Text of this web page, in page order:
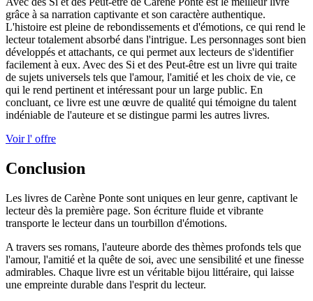
grâce à sa narration captivante et son caractère authentique.
L'histoire est pleine de rebondissements et d'émotions, ce qui rend le
lecteur totalement absorbé dans l'intrigue. Les personnages sont bien
développés et attachants, ce qui permet aux lecteurs de s'identifier
facilement à eux. Avec des Si et des Peut-être est un livre qui traite
de sujets universels tels que l'amour, l'amitié et les choix de vie, ce
qui le rend pertinent et intéressant pour un large public. En
concluant, ce livre est une œuvre de qualité qui témoigne du talent
indéniable de l'auteure et se distingue parmi les autres livres.
Voir l' offre
Conclusion
Les livres de Carène Ponte sont uniques en leur genre, captivant le
lecteur dès la première page. Son écriture fluide et vibrante
transporte le lecteur dans un tourbillon d'émotions.
A travers ses romans, l'auteure aborde des thèmes profonds tels que
l'amour, l'amitié et la quête de soi, avec une sensibilité et une finesse
admirables. Chaque livre est un véritable bijou littéraire, qui laisse
une empreinte durable dans l'esprit du lecteur.